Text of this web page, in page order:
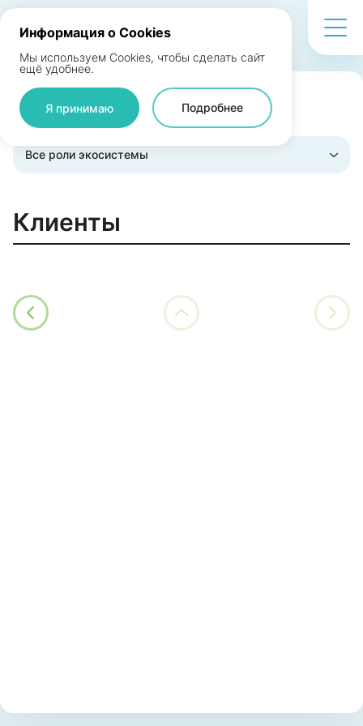
Поделиться
Все роли экосистемы
Клиенты
Информация о Cookies
Мы используем Cookies, чтобы сделать сайт
ещё удобнее.
Я принимаю Подробнее